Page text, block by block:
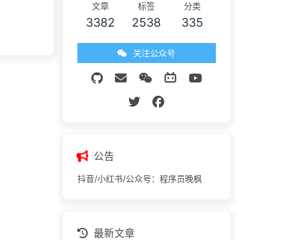
文章
3382
标签
2538
分类
335
关注公众号
公告
抖音/小红书/公众号：程序员晚枫
最新文章